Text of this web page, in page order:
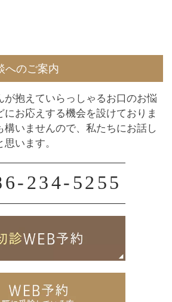
へのご案内
が抱えていらっしゃるお口のお悩
お応えする機会を設けておりま
構いませんので、私たちにお話し
います。
234-5255